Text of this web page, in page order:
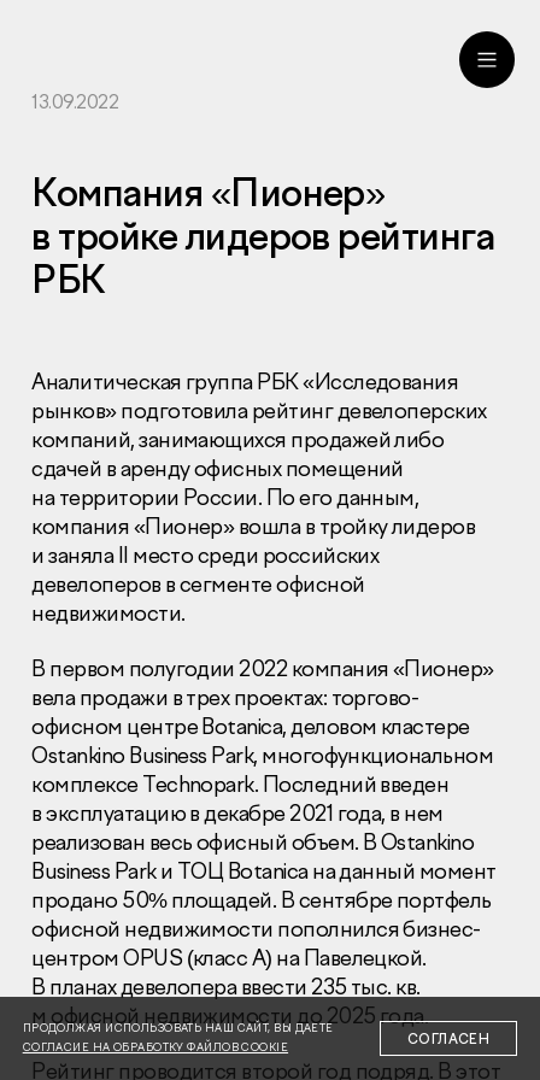
Раскрытие информации
Правовая информация
Сообщить о коррупции
Глaвный oфиc
+7 (495) 502 95 59
Отдел продаж
+7 (495) 641-35-35
Заказать звонок
© 2001-2026 Компания «Пионер»
13.09.2022
Компания «Пионер»
в тройке лидеров рейтинга
РБК
Аналитическая группа РБК «Исследования
рынков» подготовила рейтинг девелоперских
компаний, занимающихся продажей либо
сдачей в аренду офисных помещений
на территории России. По его данным,
компания «Пионер» вошла в тройку лидеров
и заняла II место среди российских
девелоперов в сегменте офисной
недвижимости.
В первом полугодии 2022 компания «Пионер»
вела продажи в трех проектах: торгово-
офисном центре Botanica, деловом кластере
Ostankino Business Park, многофункциональном
комплексе Technopark. Последний введен
в эксплуатацию в декабре 2021 года, в нем
реализован весь офисный объем. В Ostankino
Business Park и ТОЦ Botanica на данный момент
продано 50% площадей. В сентябре портфель
офисной недвижимости пополнился бизнес-
центром OPUS (класс А) на Павелецкой.
В планах девелопера ввести 235 тыс. кв.
м офисной недвижимости до 2025 года.
Рейтинг проводится второй год подряд. В этот
ПРОДОЛЖАЯ ИСПОЛЬЗОВАТЬ НАШ САЙТ, ВЫ ДАЕТЕ
СОГЛАСИЕ НА ОБРАБОТКУ ФАЙЛОВ COOKIE
СОГЛАСЕН